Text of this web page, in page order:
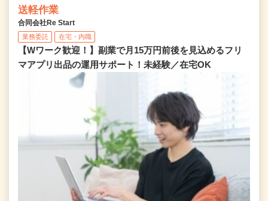
送軽作業
合同会社Re Start
業務委託 在宅・内職
【Wワーク歓迎！】副業で月15万円前後を見込めるフリ
マアプリ出品の運用サポート！未経験／在宅OK